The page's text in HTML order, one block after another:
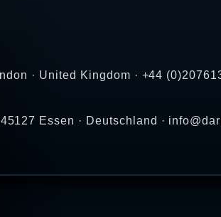
· United Kingdom · +44
Essen · Deutschland ·